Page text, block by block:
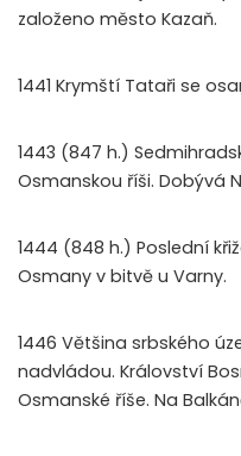
založeno město Kazaň.
1441 Krymští Tataři se
1443 (847 h.)
Osmanskou říši. Dobývá
1444 (848 h.) Poslední
Osmany v bitvě u Varny.
1446 Většina srbského
nadvládou. Království
Osmanské říše. Na